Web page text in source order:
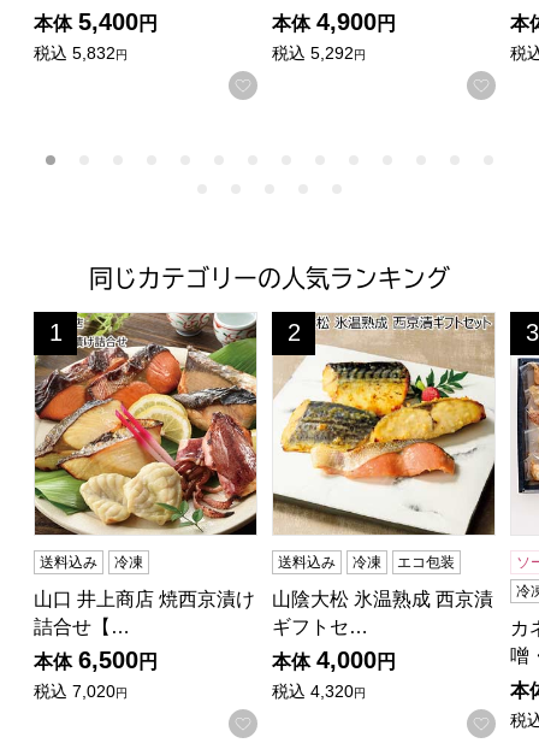
本体 5,400円
税込 5,832円
お気に入りに登録する
本体 4,900円
税込 5,292円
お気
本
税
同じカテゴリーの人気ランキング
山口 井上商店 焼西京漬け詰合せ【お届け期間:6月11日〜
1
位
送料込み 冷凍
山口 井上商店 焼西京漬け
詰合せ【…
本体 6,500円
税込 7,020円
お気に入りに登録する
山陰大松 氷温熟成 西京漬ギ
2
位
送料込み 冷凍 エコ包装
山陰大松 氷温熟成 西京漬
ギフトセ…
本体 4,000円
税込 4,320円
お気
3
位
ソ
冷
カ
噌
本
税